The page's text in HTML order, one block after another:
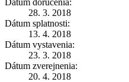
28. 3. 2018
Dátum splatnosti:
13. 4. 2018
Dátum vystavenia:
23. 3. 2018
Dátum zverejnenia:
20. 4. 2018